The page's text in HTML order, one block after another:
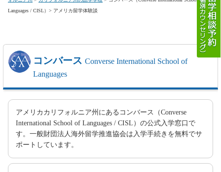
Languages / CISL）> アメリカ留学体験談
コンバース Converse International School of
Languages
アメリカカリフォルニア州にあるコンバース（Converse
International School of Languages / CISL）の公式入学窓口で
す。一般財団法人海外留学推進協会は入学手続きを無料でサ
ポートしています。